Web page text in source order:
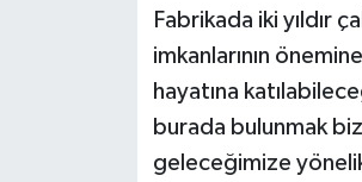
Fabrikada iki yıldır
imkanlarının
hayatına
burada bulunmak
geleceğimize